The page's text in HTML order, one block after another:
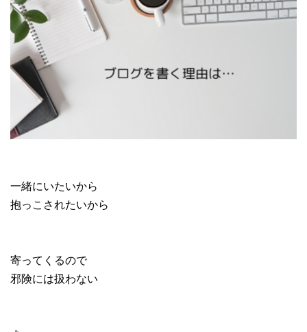
一緒にいたいから
抱っこされたいから
寄ってくるので
邪険には扱わない